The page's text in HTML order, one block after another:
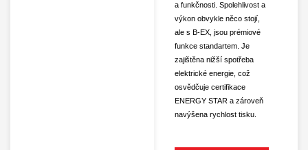
a funkčnosti Spolehlivost a
výkon obvykle něco stojí
ale s B-EX, jsou prémiové
funkce standartem. Je
zajištěna nižší spotřeba
elektrické energie, což
osvědčuje certifikace
ENERGY STAR a zároveň
navýšena rychlost tisku.